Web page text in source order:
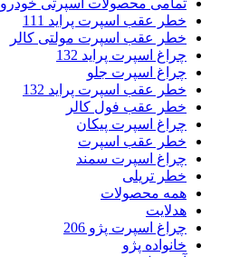
خطر عقب اسپرت پراید 111
خطر عقب اسپرت مولتی کالر
چراغ اسپرت پراید 132
چراغ اسپرت جلو
خطر عقب اسپرت پراید 132
خطر عقب فول کالر
چراغ اسپرت پیکان
خطر عقب اسپرت
چراغ اسپرت سمند
خطر تریلی
همه محصولات
هدلایت
چراغ اسپرت پژو 206
خانواده پژو